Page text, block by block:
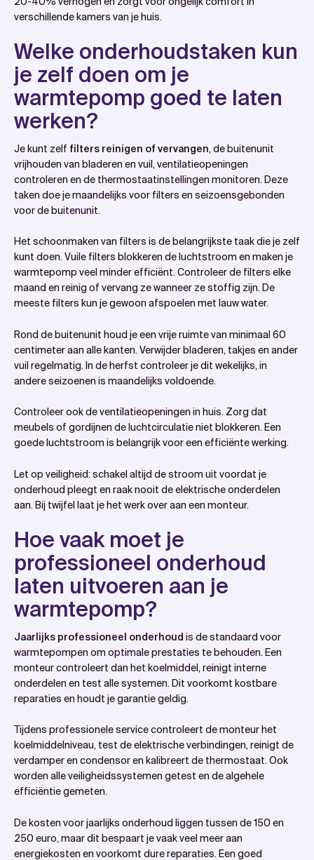
verschillende kamers van je huis.
Welke onderhoudstaken kun
je zelf doen om je
warmtepomp goed te laten
werken?
Je kunt zelf filters reinigen of vervangen, de buitenunit
vrijhouden van bladeren en vuil, ventilatieopeningen
controleren en de thermostaatinstellingen monitoren. Deze
taken doe je maandelijks voor filters en seizoensgebonden
voor de buitenunit.
Het schoonmaken van filters is de belangrijkste taak die je zelf
kunt doen. Vuile filters blokkeren de luchtstroom en maken je
warmtepomp veel minder efficiënt. Controleer de filters elke
maand en reinig of vervang ze wanneer ze stoffig zijn. De
meeste filters kun je gewoon afspoelen met lauw water.
Rond de buitenunit houd je een vrije ruimte van minimaal 60
centimeter aan alle kanten. Verwijder bladeren, takjes en ander
vuil regelmatig. In de herfst controleer je dit wekelijks, in
andere seizoenen is maandelijks voldoende.
Controleer ook de ventilatieopeningen in huis. Zorg dat
meubels of gordijnen de luchtcirculatie niet blokkeren. Een
goede luchtstroom is belangrijk voor een efficiënte werking.
Let op veiligheid: schakel altijd de stroom uit voordat je
onderhoud pleegt en raak nooit de elektrische onderdelen
aan. Bij twijfel laat je het werk over aan een monteur.
Hoe vaak moet je
professioneel onderhoud
laten uitvoeren aan je
warmtepomp?
Jaarlijks professioneel onderhoud is de standaard voor
warmtepompen om optimale prestaties te behouden. Een
monteur controleert dan het koelmiddel, reinigt interne
onderdelen en test alle systemen. Dit voorkomt kostbare
reparaties en houdt je garantie geldig.
Tijdens professionele service controleert de monteur het
koelmiddelniveau, test de elektrische verbindingen, reinigt de
verdamper en condensor en kalibreert de thermostaat. Ook
worden alle veiligheidssystemen getest en de algehele
efficiëntie gemeten.
De kosten voor jaarlijks onderhoud liggen tussen de 150 en
250 euro, maar dit bespaart je vaak veel meer aan
energiekosten en voorkomt dure reparaties. Een goed